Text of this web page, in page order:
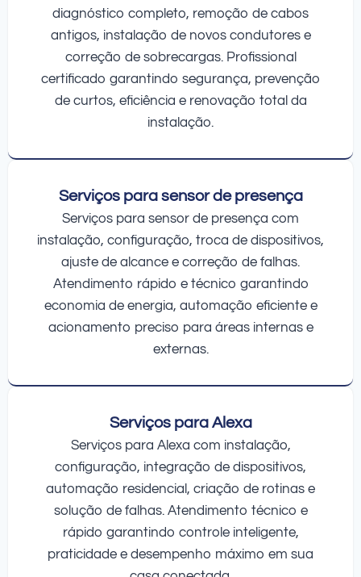
diagnóstico completo, remoção de cabos
antigos, instalação de novos condutores e
correção de sobrecargas. Profissional
certificado garantindo segurança, prevenção
de curtos, eficiência e renovação total da
instalação.
Serviços para sensor de presença
Serviços para sensor de presença com
instalação, configuração, troca de dispositivos,
ajuste de alcance e correção de falhas.
Atendimento rápido e técnico garantindo
economia de energia, automação eficiente e
acionamento preciso para áreas internas e
externas.
Serviços para Alexa
Serviços para Alexa com instalação,
configuração, integração de dispositivos,
automação residencial, criação de rotinas e
solução de falhas. Atendimento técnico e
rápido garantindo controle inteligente,
praticidade e desempenho máximo em sua